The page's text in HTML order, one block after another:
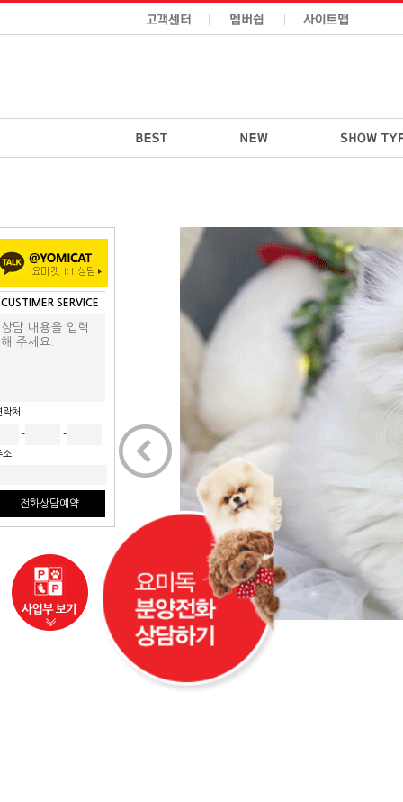
CUSTIMER SERVICE
락처
-
-
소
전화상담예약
사업부보기